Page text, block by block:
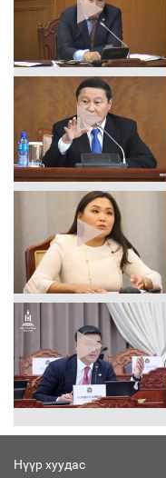
Нүүр хуудас